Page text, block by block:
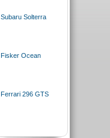
Subaru Solterra
Fisker Ocean
Ferrari 296 GTS